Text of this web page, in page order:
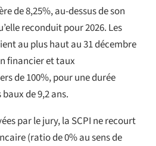
de 8,25%, au-dessus de son
reconduit pour 2026. Les
au plus haut au 31 décembre
financier et taux
de 100%, pour une durée
de 9,2 ans.
par le jury, la SCPI ne recourt
(ratio de 0% au sens de